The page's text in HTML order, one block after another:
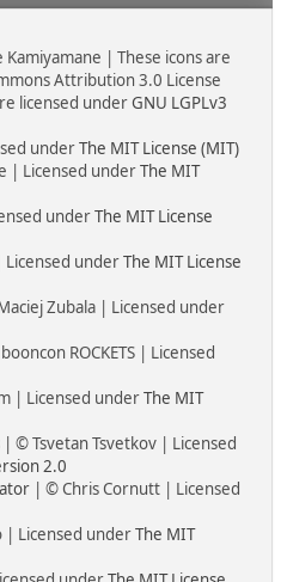
| These icons are
Attribution 3.0 License
licensed underGNU LGPLv3
underThe MIT License (MIT)
| Licensed underThe MIT
underThe MIT License
underThe MIT License
Zubala | Licensed under
ROCKETS | Licensed
| Licensed underThe MIT
| © Tsvetan Tsvetkov | Licensed
2.0
| © Chris Cornutt | Licensed
| Licensed underThe MIT